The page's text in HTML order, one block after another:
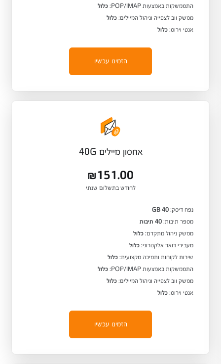
התממשקות באמצעות POP/IMAP:
כלול
ממשק ווב לצפייה וניהול המיילים: כלול
אנטי וירוס: כלול
הזמינו עכשיו
אחסון מיילים 40G
₪151.00
לחודש בתשלום שנתי
נפח דיסק: 40 GB
מספר תיבות: 40 תיבות
ממשק ניהול מתקדם: כלול
מעבירי דואר אלקטרוני: כלול
שירות לקוחות ותמיכה מקצועית: כלול
התממשקות באמצעות POP/IMAP:
כלול
ממשק ווב לצפייה וניהול המיילים: כלול
אנטי וירוס: כלול
הזמינו עכשיו